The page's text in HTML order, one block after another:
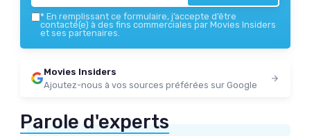
* En remplissant ce formulaire, j’accepte d’être
contacté(e) à des fins commerciales par Movies Insiders
et ses partenaires.
Movies Insiders
Ajoutez-nous à vos sources préférées sur Google
Parole d'experts